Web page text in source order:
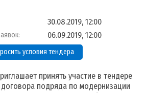
30.08.2019, 12:00
06.09.2019, 12:00
условия тендера
принять участие в тендере
подряда по модернизации